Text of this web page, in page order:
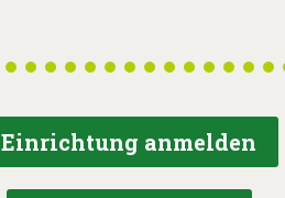
Einrichtung anmelden